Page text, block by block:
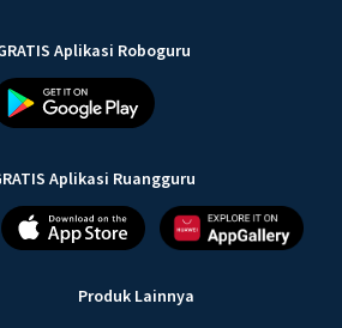
Aplikasi Roboguru
Aplikasi Ruangguru
Produk Lainnya